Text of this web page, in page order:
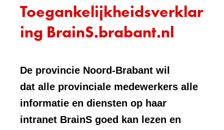
Toegankelijkheidsverklar
ing BrainS.brabant.nl
De provincie Noord-Brabant wil
dat alle provinciale medewerkers alle
informatie en diensten op haar
intranet BrainS goed kan lezen en